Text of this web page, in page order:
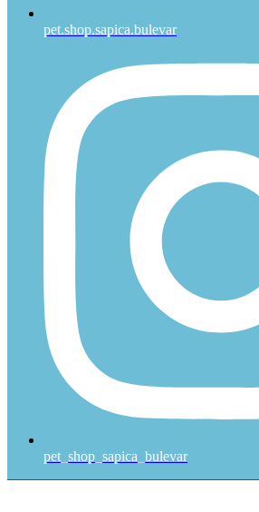
pet.shop.sapica.bulevar
pet_shop_sapica_bulevar